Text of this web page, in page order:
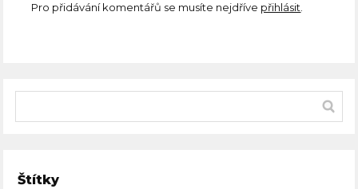
Pro přidávání komentářů se musíte nejdříve přihlásit.
Štítky